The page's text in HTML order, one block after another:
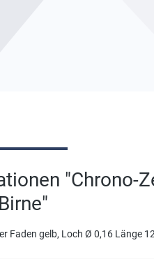
"Chrono-
Faden gelb, Loch Ø 0,16 Länge